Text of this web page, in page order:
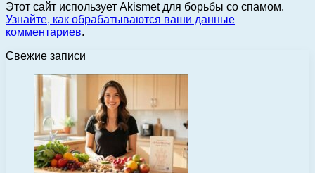
Этот сайт использует Akismet для борьбы со спамом.
Узнайте, как обрабатываются ваши данные
комментариев.
Свежие записи